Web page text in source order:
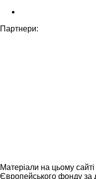
Партнери:
Матеріали на цьому
Європейського фонду за